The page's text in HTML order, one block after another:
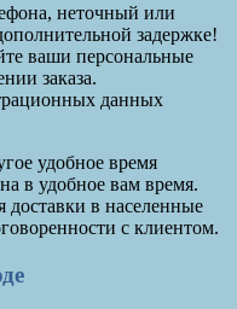
неточный или
задержке!
ваши персональные
заказа.
данных
удобное время
в удобное вам время.
доставки в населенные
с клиентом.